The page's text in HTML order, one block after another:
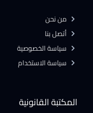
المكتبة القانونية
من نحن
أتصل بنا
سياسة الخصوصية
سياسة الاستخدام